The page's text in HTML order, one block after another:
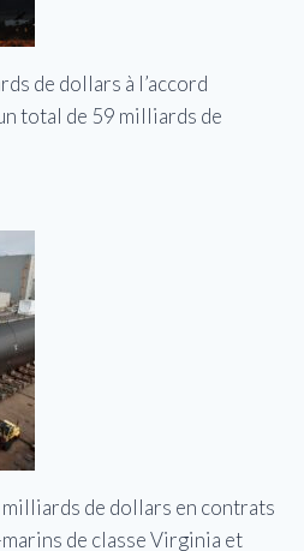
de dollars à l’accord
total de 59 milliards de
de dollars en contrats
de classe Virginia et